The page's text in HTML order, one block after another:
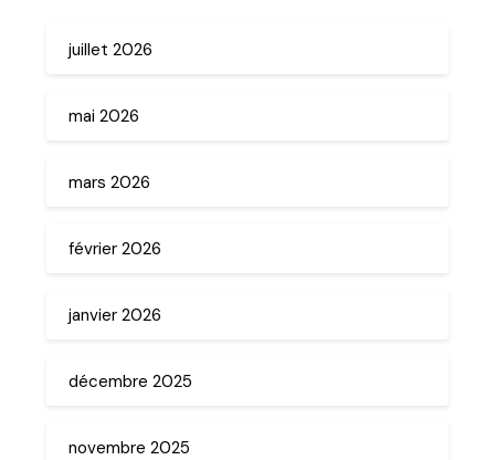
juillet 2026
mai 2026
mars 2026
février 2026
janvier 2026
décembre 2025
novembre 2025